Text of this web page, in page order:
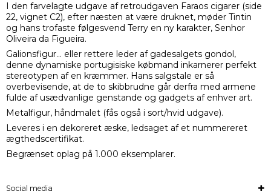
I den farvelagte udgave af retroudgaven Faraos cigarer (side
22, vignet C2), efter næsten at være druknet, møder Tintin
og hans trofaste følgesvend Terry en ny karakter, Senhor
Oliveira da Figueira.
Galionsfigur… eller rettere leder af gadesalgets gondol,
denne dynamiske portugisiske købmand inkarnerer perfekt
stereotypen af en kræmmer. Hans salgstale er så
overbevisende, at de to skibbrudne går derfra med armene
fulde af usædvanlige genstande og gadgets af enhver art.
Metalfigur, håndmalet (fås også i sort/hvid udgave).
Leveres i en dekoreret æske, ledsaget af et nummereret
ægthedscertifikat.
Begrænset oplag på 1.000 eksemplarer.
Social media